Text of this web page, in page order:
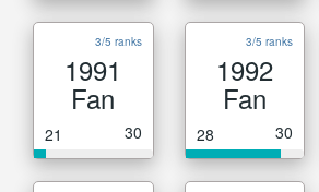
3/5 ranks
1991
Fan
21 30
3/5 ranks
1992
Fan
28 30